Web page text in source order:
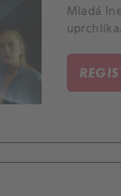
Mladá
uprchlíka.